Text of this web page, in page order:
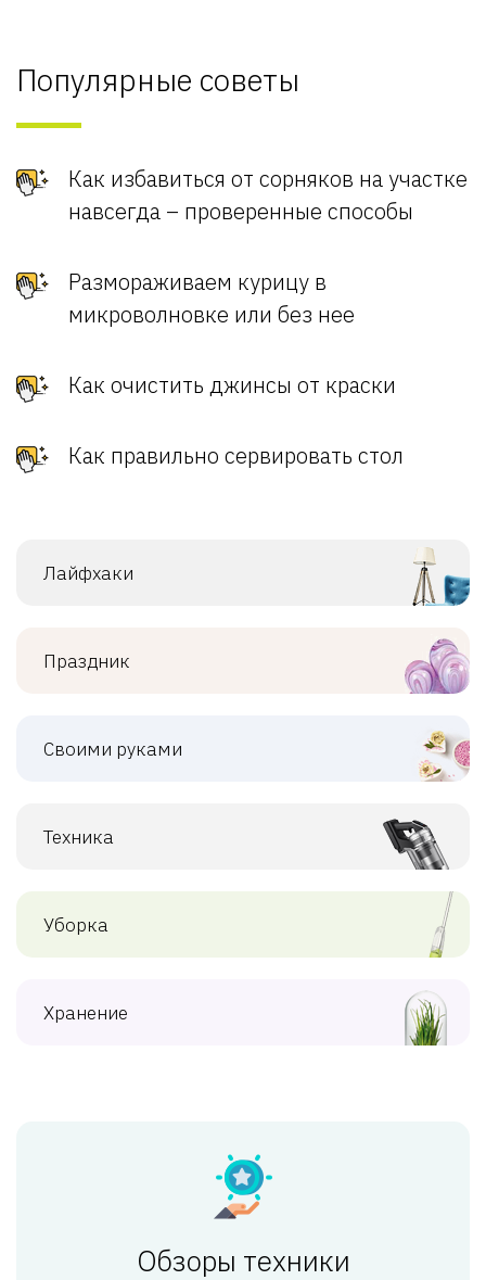
Популярные советы
Как избавиться от сорняков на участке
навсегда – проверенные способы
Размораживаем курицу в
микроволновке или без нее
Как очистить джинсы от краски
Как правильно сервировать стол
Лайфхаки
Праздник
Своими руками
Техника
Уборка
Хранение
Обзоры техники